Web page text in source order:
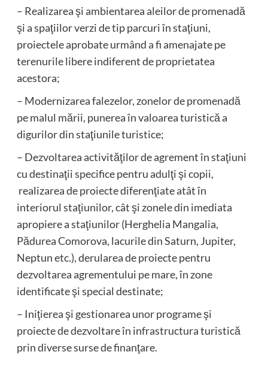
– Realizarea şi ambientarea aleilor de promenadă
şi a spaţiilor verzi de tip parcuri în staţiuni,
proiectele aprobate urmând a fi amenajate pe
terenurile libere indiferent de proprietatea
acestora;
– Modernizarea falezelor, zonelor de promenadă
pe malul mării, punerea în valoarea turistică a
digurilor din staţiunile turistice;
– Dezvoltarea activităţilor de agrement în staţiuni
cu destinaţii specifice pentru adulţi şi copii,
realizarea de proiecte diferenţiate atât în
interiorul staţiunilor, cât şi zonele din imediata
apropiere a staţiunilor (Herghelia Mangalia,
Pădurea Comorova, lacurile din Saturn, Jupiter,
Neptun etc.), derularea de proiecte pentru
dezvoltarea agrementului pe mare, în zone
identificate şi special destinate;
– Iniţierea şi gestionarea unor programe şi
proiecte de dezvoltare în infrastructura turistică
prin diverse surse de finanţare.